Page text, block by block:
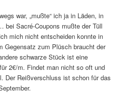
war, „mußte“ ich ja in Läden, in
bei Sacré-Coupons mußte der Tüll
mich nicht entscheiden konnte in
Gegensatz zum Plüsch braucht der
schwarze Stück ist eine
2€/m. Findet man nicht so oft und
Der Reißverschluss ist schon für das